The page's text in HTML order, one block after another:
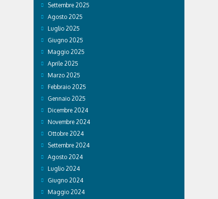
Settembre 2025
Agosto 2025
Luglio 2025
Giugno 2025
Maggio 2025
Aprile 2025
Marzo 2025
Febbraio 2025
Gennaio 2025
Dicembre 2024
Novembre 2024
Ottobre 2024
Settembre 2024
Agosto 2024
Luglio 2024
Giugno 2024
Maggio 2024